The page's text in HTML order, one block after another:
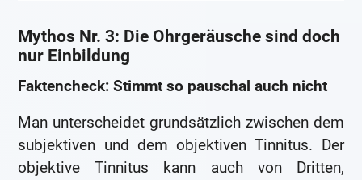
Mythos Nr. 3: Die Ohrgeräusche sind doch
nur Einbildung
Faktencheck: Stimmt so pauschal auch nicht
Man unterscheidet grundsätzlich zwischen dem
subjektiven und dem objektiven Tinnitus. Der
objektive Tinnitus kann auch von Dritten,